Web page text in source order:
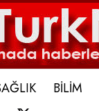
BİLİM